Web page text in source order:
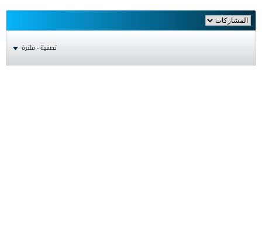
تصفية - فلترة